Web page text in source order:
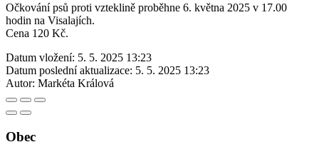
Očkování psů proti vzteklině proběhne 6. května 2025 v 17.00
hodin na Visalajích.
Cena 120 Kč.
Datum vložení: 5. 5. 2025 13:23
Datum poslední aktualizace: 5. 5. 2025 13:23
Autor: Markéta Králová
Obec